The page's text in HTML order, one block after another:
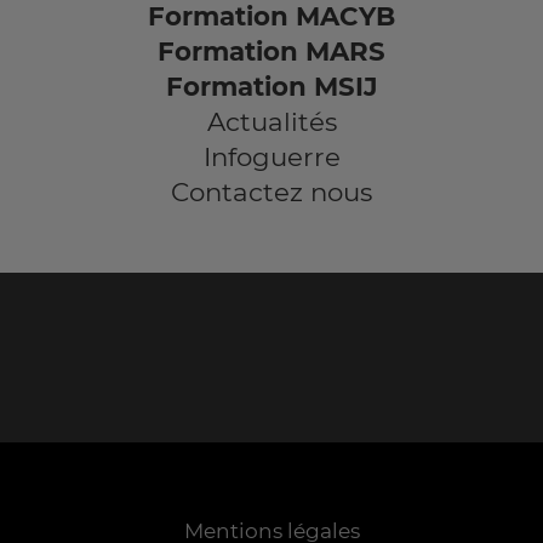
Formation MACYB
Formation MARS
Formation MSIJ
Actualités
Infoguerre
Contactez nous
Mentions légales